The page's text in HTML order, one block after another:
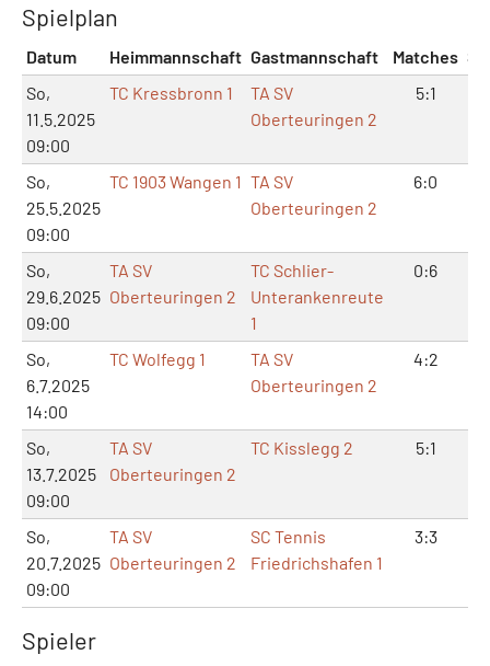
Spielplan
Datum Heimmannschaft Gastmannschaft Matches
So,
11.5.2025
09:00
TC Kressbronn 1
TA SV
Oberteuringen 2
5:1
So,
25.5.2025
09:00
TC 1903 Wangen 1 TA SV
Oberteuringen 2
6:0
So,
29.6.2025
09:00
TA SV
Oberteuringen 2
TC Schlier-
Unterankenreute
1
0:6
So,
6.7.2025
14:00
TC Wolfegg 1
TA SV
Oberteuringen 2
4:2
So,
13.7.2025
09:00
TA SV
Oberteuringen 2
TC Kisslegg 2 5:1
So,
20.7.2025
09:00
TA SV
Oberteuringen 2
SC Tennis
Friedrichshafen 1
3:3
Spieler